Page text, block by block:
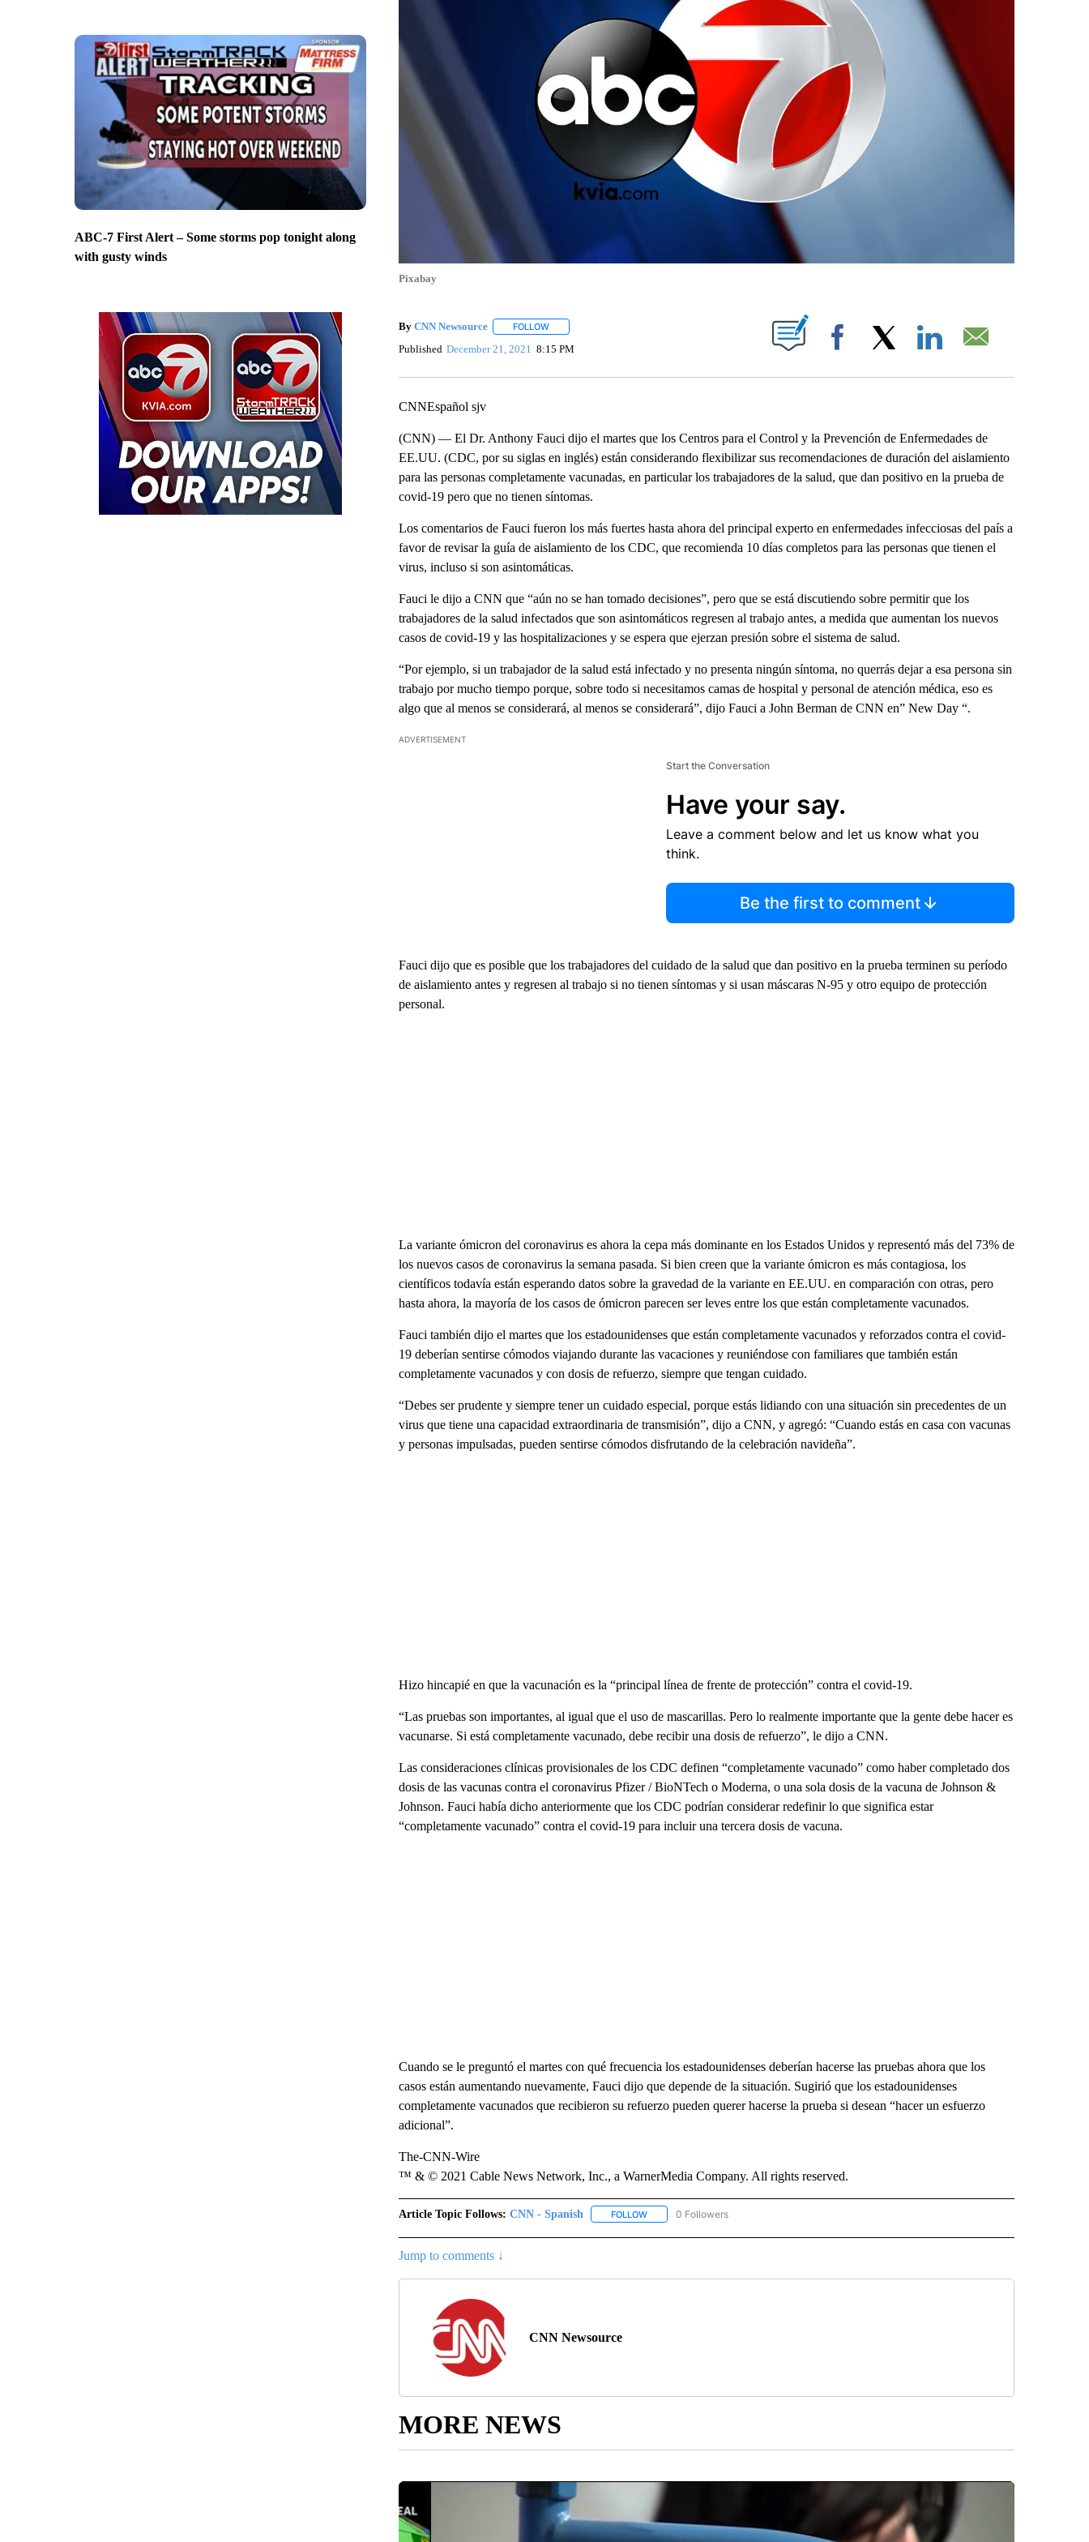
ABC-7 First Alert – Some storms pop tonight along
with gusty winds
Pixabay
By CNN Newsource FOLLOWFOLLOW "" TO RECEIVE NOTIFICATIONS ABOUT NEW PAGES ON "".
Published December 21, 2021 8:15 PM Facebook
CNNEspañol sjv
(CNN) — El Dr. Anthony Fauci dijo el martes que los Centros para el Control y la Prevención de Enfermedades de
EE.UU. (CDC, por su siglas en inglés) están considerando flexibilizar sus recomendaciones de duración del aislamiento
para las personas completamente vacunadas, en particular los trabajadores de la salud, que dan positivo en la prueba de
covid-19 pero que no tienen síntomas.
Los comentarios de Fauci fueron los más fuertes hasta ahora del principal experto en enfermedades infecciosas del país a
favor de revisar la guía de aislamiento de los CDC, que recomienda 10 días completos para las personas que tienen el
virus, incluso si son asintomáticas.
Fauci le dijo a CNN que “aún no se han tomado decisiones”, pero que se está discutiendo sobre permitir que los
trabajadores de la salud infectados que son asintomáticos regresen al trabajo antes, a medida que aumentan los nuevos
casos de covid-19 y las hospitalizaciones y se espera que ejerzan presión sobre el sistema de salud.
“Por ejemplo, si un trabajador de la salud está infectado y no presenta ningún síntoma, no querrás dejar a esa persona sin
trabajo por mucho tiempo porque, sobre todo si necesitamos camas de hospital y personal de atención médica, eso es
algo que al menos se considerará, al menos se considerará”, dijo Fauci a John Berman de CNN en” New Day “.
ADVERTISEMENT
Start the Conversation
Have your say.
Leave a comment below and let us know what you
think.
Be the first to comment
Fauci dijo que es posible que los trabajadores del cuidado de la salud que dan positivo en la prueba terminen su período
de aislamiento antes y regresen al trabajo si no tienen síntomas y si usan máscaras N-95 y otro equipo de protección
personal.
La variante ómicron del coronavirus es ahora la cepa más dominante en los Estados Unidos y representó más del 73% de
los nuevos casos de coronavirus la semana pasada. Si bien creen que la variante ómicron es más contagiosa, los
científicos todavía están esperando datos sobre la gravedad de la variante en EE.UU. en comparación con otras, pero
hasta ahora, la mayoría de los casos de ómicron parecen ser leves entre los que están completamente vacunados.
Fauci también dijo el martes que los estadounidenses que están completamente vacunados y reforzados contra el covid-
19 deberían sentirse cómodos viajando durante las vacaciones y reuniéndose con familiares que también están
completamente vacunados y con dosis de refuerzo, siempre que tengan cuidado.
“Debes ser prudente y siempre tener un cuidado especial, porque estás lidiando con una situación sin precedentes de un
virus que tiene una capacidad extraordinaria de transmisión”, dijo a CNN, y agregó: “Cuando estás en casa con vacunas
y personas impulsadas, pueden sentirse cómodos disfrutando de la celebración navideña”.
Hizo hincapié en que la vacunación es la “principal línea de frente de protección” contra el covid-19.
“Las pruebas son importantes, al igual que el uso de mascarillas. Pero lo realmente importante que la gente debe hacer es
vacunarse. Si está completamente vacunado, debe recibir una dosis de refuerzo”, le dijo a CNN.
Las consideraciones clínicas provisionales de los CDC definen “completamente vacunado” como haber completado dos
dosis de las vacunas contra el coronavirus Pfizer / BioNTech o Moderna, o una sola dosis de la vacuna de Johnson &
Johnson. Fauci había dicho anteriormente que los CDC podrían considerar redefinir lo que significa estar
“completamente vacunado” contra el covid-19 para incluir una tercera dosis de vacuna.
Cuando se le preguntó el martes con qué frecuencia los estadounidenses deberían hacerse las pruebas ahora que los
casos están aumentando nuevamente, Fauci dijo que depende de la situación. Sugirió que los estadounidenses
completamente vacunados que recibieron su refuerzo pueden querer hacerse la prueba si desean “hacer un esfuerzo
adicional”.
The-CNN-Wire
™ & © 2021 Cable News Network, Inc., a WarnerMedia Company. All rights reserved.
Article Topic Follows: CNN - Spanish FOLLOWFOLLOW "CNN - SPANISH" TO RECEIVE NOTIFICATIONS ABOUT NEW PAGES ON "CNN - SPANISH".
0 Followers
Jump to comments ↓
CNN Newsource
MORE NEWS